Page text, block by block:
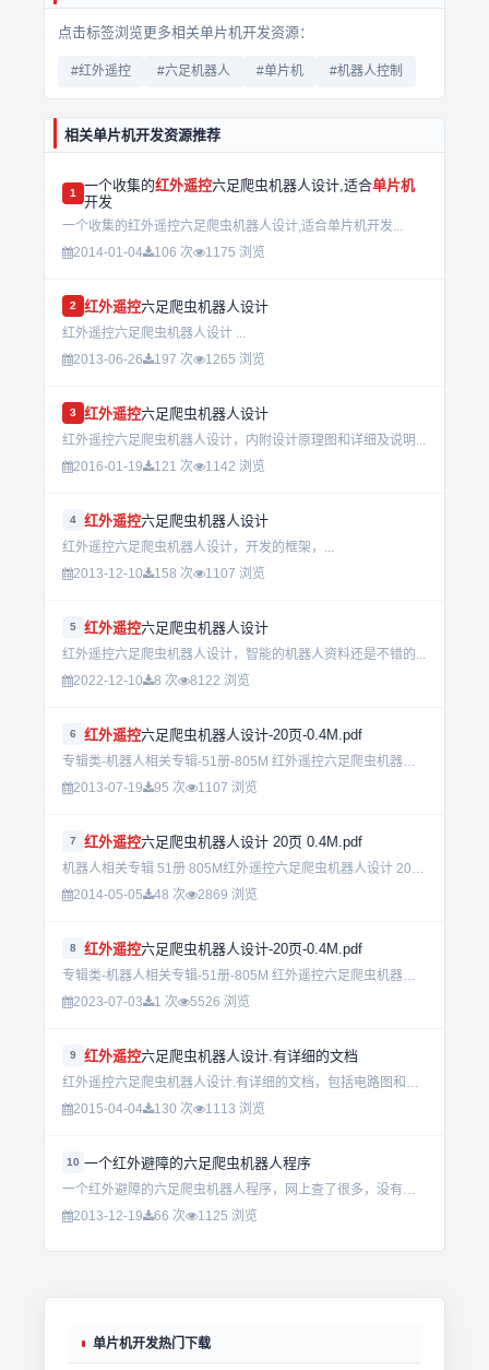
点击标签浏览更多相关单片机开发资源：
#红外遥控 #六足机器人 #单片机 #机器人控制
相关单片机开发资源推荐
1 一个收集的红外遥控六足爬虫机器人设计,适合单片机
开发
一个收集的红外遥控六足爬虫机器人设计,适合单片机开发...
2014-01-04
106 次 1175 浏览
2 红外遥控六足爬虫机器人设计
红外遥控六足爬虫机器人设计 ...
2013-06-26
197 次 1265 浏览
3 红外遥控六足爬虫机器人设计
红外遥控六足爬虫机器人设计，内附设计原理图和详细及说明...
2016-01-19
121 次 1142 浏览
4 红外遥控六足爬虫机器人设计
红外遥控六足爬虫机器人设计，开发的框架，...
2013-12-10
158 次 1107 浏览
5 红外遥控六足爬虫机器人设计
红外遥控六足爬虫机器人设计，智能的机器人资料还是不错的...
2022-12-10
8 次 8122 浏览
6 红外遥控六足爬虫机器人设计-20页-0.4M.pdf
专辑类-机器人相关专辑-51册-805M 红外遥控六足爬虫机器人设计-20页-0.4M.pdf...
2013-07-19
95 次 1107 浏览
7 红外遥控六足爬虫机器人设计 20页 0.4M.pdf
机器人相关专辑 51册 805M红外遥控六足爬虫机器人设计 20页 0.4M.pdf...
2014-05-05
48 次 2869 浏览
8 红外遥控六足爬虫机器人设计-20页-0.4M.pdf
专辑类-机器人相关专辑-51册-805M 红外遥控六足爬虫机器人设计-20页-0.4M.pdf...
2023-07-03
1 次 5526 浏览
9 红外遥控六足爬虫机器人设计.有详细的文档
红外遥控六足爬虫机器人设计.有详细的文档，包括电路图和代码...
2015-04-04
130 次 1113 浏览
10 一个红外避障的六足爬虫机器人程序
一个红外避障的六足爬虫机器人程序，网上查了很多，没有这样的源码程序...
2013-12-19
66 次 1125 浏览
单片机开发热门下载